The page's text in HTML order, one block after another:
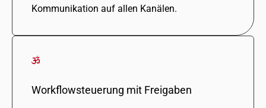
Kommunikation auf allen Kanälen.
Workflowsteuerung mit Freigaben